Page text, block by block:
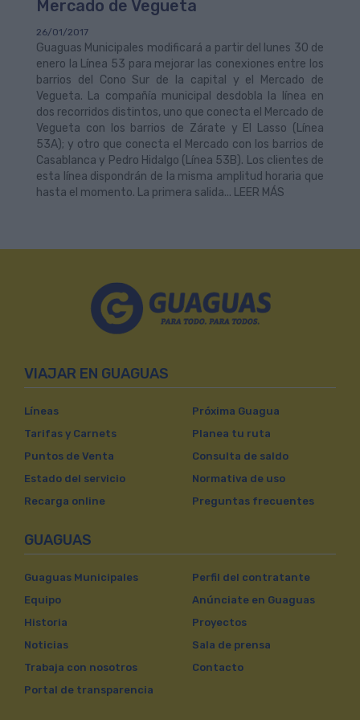
Mercado de Vegueta
26/01/2017
Guaguas Municipales modificará a partir del lunes 30 de
enero la Línea 53 para mejorar las conexiones entre los
barrios del Cono Sur de la capital y el Mercado de
Vegueta. La compañía municipal desdobla la línea en
dos recorridos distintos, uno que conecta el Mercado de
Vegueta con los barrios de Zárate y El Lasso (Línea
53A); y otro que conecta el Mercado con los barrios de
Casablanca y Pedro Hidalgo (Línea 53B). Los clientes de
esta línea dispondrán de la misma amplitud horaria que
hasta el momento. La primera salida... LEER MÁS
VIAJAR EN GUAGUAS
Líneas
Tarifas y Carnets
Puntos de Venta
Estado del servicio
Recarga online
Próxima Guagua
Planea tu ruta
Consulta de saldo
Normativa de uso
Preguntas frecuentes
GUAGUAS
Guaguas Municipales
Equipo
Historia
Noticias
Trabaja con nosotros
Portal de transparencia
Perfil del contratante
Anúnciate en Guaguas
Proyectos
Sala de prensa
Contacto